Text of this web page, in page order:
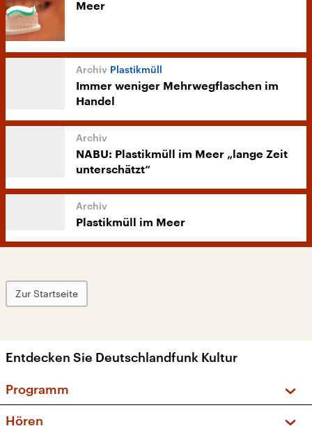
Meer
Plastikmüll
Immer weniger Mehrwegflaschen im
Handel
NABU: Plastikmüll im Meer „lange Zeit
unterschätzt“
Plastikmüll im Meer
Zur Startseite
Entdecken Sie Deutschlandfunk Kultur
Programm
Hören